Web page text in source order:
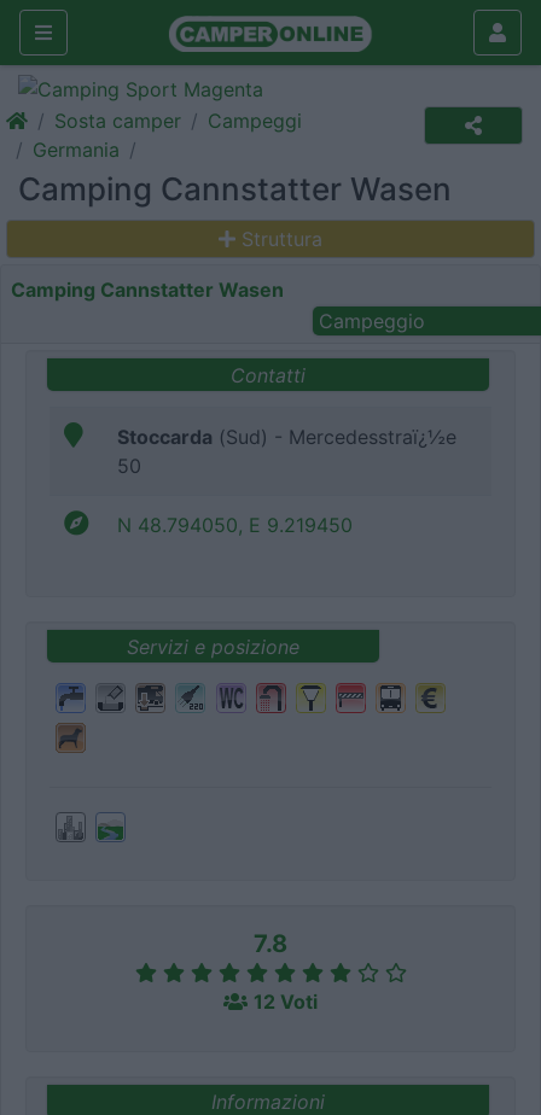
Sosta camper
Campeggi
Germania
Camping Cannstatter Wasen
Struttura
Camping Cannstatter Wasen
Campeggio
Contatti
Stoccarda (Sud) - Mercedesstraï¿½e
50
N 48.794050, E 9.219450
Servizi e posizione
7.8
12 Voti
Informazioni